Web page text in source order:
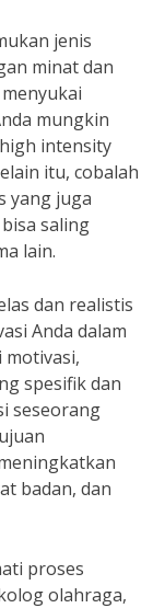
jenis
minat dan
mungkin
intensity
itu, cobalah
yang juga
saling
lain.
dan realistis
Anda dalam
spesifik dan
seseorang
badan, dan
proses
olahraga,